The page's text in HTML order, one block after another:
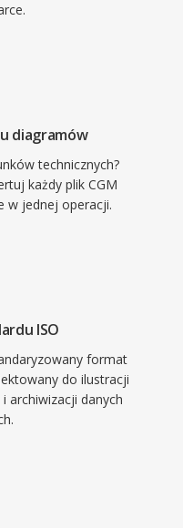
diagramów
technicznych?
każdy plik CGM
w jednej operacji.
ISO
format
do ilustracji
archiwizacji danych